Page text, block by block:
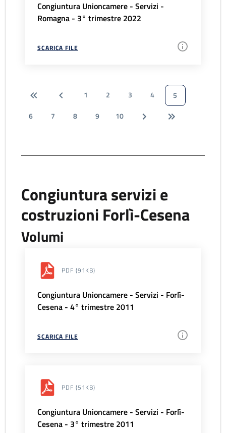
Congiuntura Unioncamere - Servizi -
Romagna - 3° trimestre 2022
SCARICA FILE
1 2 3 4
5
6
7 8 9 10
Congiuntura servizi e
costruzioni Forlì-Cesena
Volumi
PDF (91KB)
Congiuntura Unioncamere - Servizi - Forlì-
Cesena - 4° trimestre 2011
SCARICA FILE
PDF (51KB)
Congiuntura Unioncamere - Servizi - Forlì-
Cesena - 3° trimestre 2011